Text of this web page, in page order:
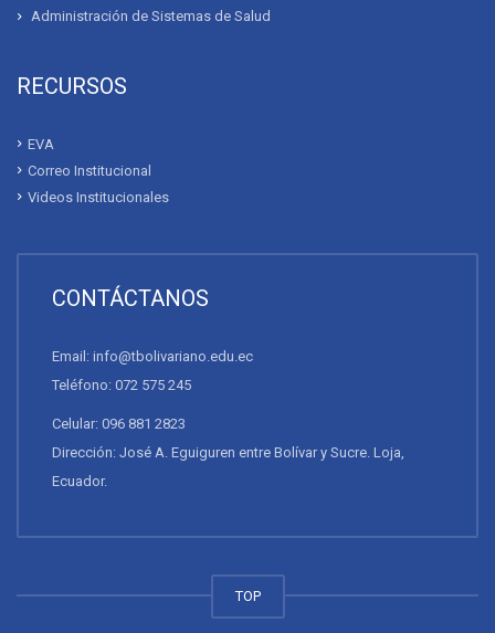
Administración de Sistemas de Salud
RECURSOS
EVA
Correo Institucional
Videos Institucionales
CONTÁCTANOS
Email: info@tbolivariano.edu.ec
Teléfono: 072 575 245
Celular: 096 881 2823
Dirección: José A. Eguiguren entre Bolívar y Sucre. Loja,
Ecuador.
TOP